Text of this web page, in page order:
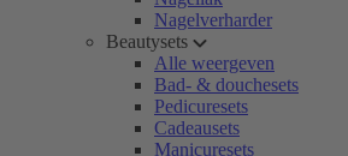
Nagelverharder
Beautysets
Alle weergeven
Bad- & douchesets
Pedicuresets
Cadeausets
Manicuresets